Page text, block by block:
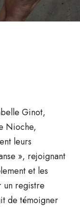
Ginot,
Nioche,
leurs
», rejoignant
et les
un registre
de témoigner